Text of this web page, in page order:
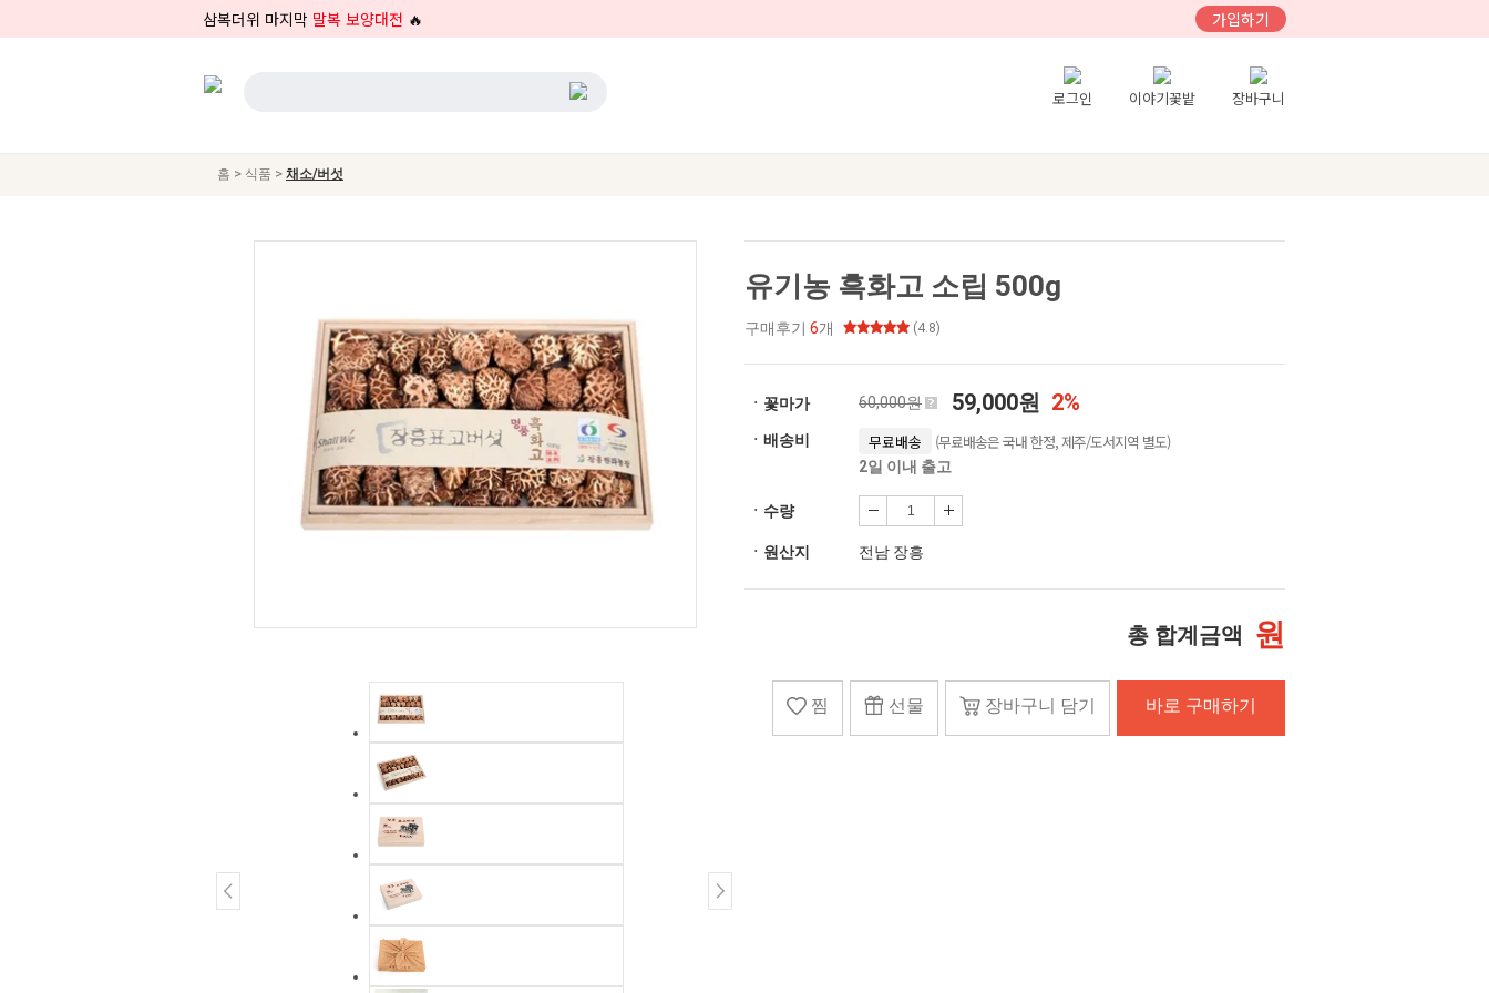
삼복더위 마지막 말복 보양대전 🔥 가입하기
로그인 이야기꽃밭 장바구니
홈 > 식품 > 채소/버섯
유기농 흑화고 소립 500g
구매후기 6개 (4.8)
ㆍ꽃마가 60,000원 59,000원 2%
ㆍ배송비 무료배송 (무료배송은 국내 한정, 제주/도서지역 별도)
2일 이내 출고
ㆍ수량
ㆍ원산지 전남 장흥
총 합계금액 원
찜 선물 장바구니 담기 바로 구매하기